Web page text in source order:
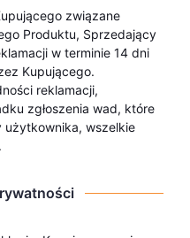
związane
Produktu, Sprzedający
w terminie 14 dni
Kupującego.
reklamacji,
zgłoszenia wad, które
użytkownika, wszelkie